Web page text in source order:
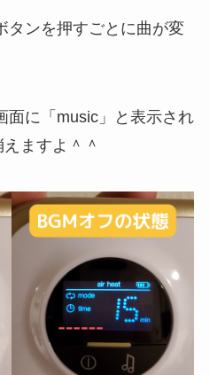
タンを押すごとに曲が変
面に「music」と表示され
ますよ＾＾